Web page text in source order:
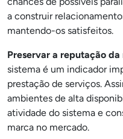
a construir
mantendo-os satisfeitos.
Preservar a reputação da
sistema é um indicador
prestação de serviços.
ambientes de alta
atividade do sistema e
marca no mercado.